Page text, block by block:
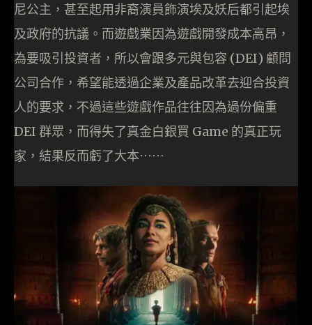
尼公主，甚至起用非裔演員飾演埃及妖后都引起埃
及政府的抗議。而遊戲業因為遊戲開發成本高昂，
為要吸引投資者，所以會跟多元與包容 (DEI) 顧問
公司合作，希望能透過企業及產品改革去迎合投資
人的要求，不過這些遊戲作品往往因為過份偏重
DEI 群眾，而得失了真金白銀買 Game 的真正玩
家，結果反而虧了大本⋯⋯